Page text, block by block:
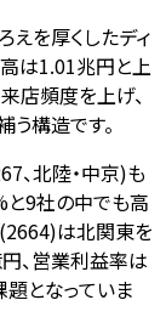
を厚くしたディ
は1.01兆円と上
店頻度を上げ、
構造です。
、北陸・中京)も
と9社の中でも高
(2664)は北関東を
、営業利益率は
となっていま